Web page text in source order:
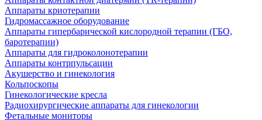
Аппараты криотерапии
Гидромассажное оборудование
Аппараты гипербарической кислородной терапии (ГБО,
баротерапии)
Аппараты для гидроколонотерапии
Аппараты контрпульсации
Акушерство и гинекология
Кольпоскопы
Гинекологические кресла
Радиохирургические аппараты для гинекологии
Фетальные мониторы